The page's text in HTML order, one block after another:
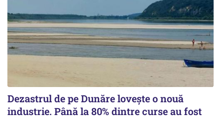
Dezastrul de pe Dunăre lovește o nouă
industrie. Până la 80% dintre curse au fost